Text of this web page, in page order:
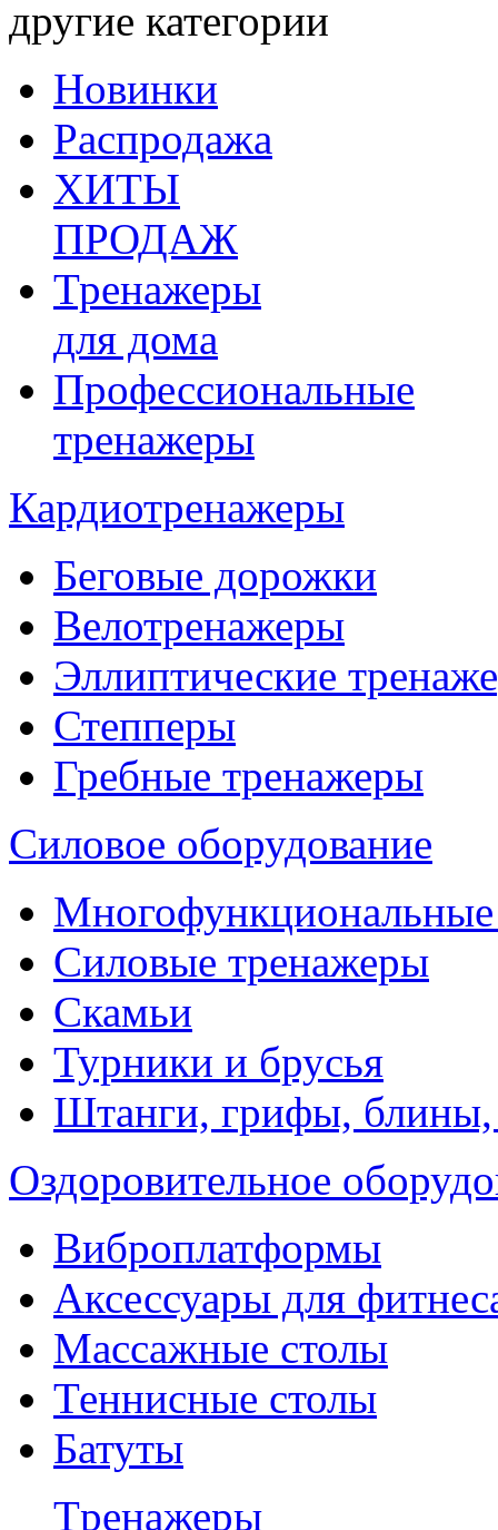
другие категории
Новинки
Распродажа
ХИТЫ
ПРОДАЖ
Тренажеры
для дома
Профессиональные
тренажеры
Кардиотренажеры
Беговые дорожки
Велотренажеры
Эллиптические
Степперы
Гребные тренажеры
Силовое оборудование
Силовые тренажеры
Скамьи
Турники и брусья
Штанги, грифы, блины,
Оздоровительное
Виброплатформы
Аксессуары для
Массажные столы
Теннисные столы
Батуты
Tренажеры